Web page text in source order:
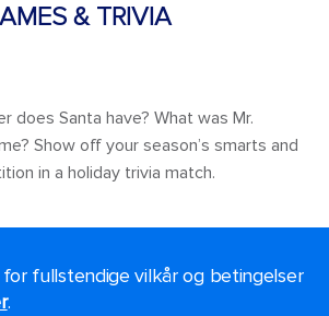
& TRIVIA
does Santa have? What was Mr.
Show off your season’s smarts and
in a holiday trivia match.
fullstendige vilkår og betingelser
.